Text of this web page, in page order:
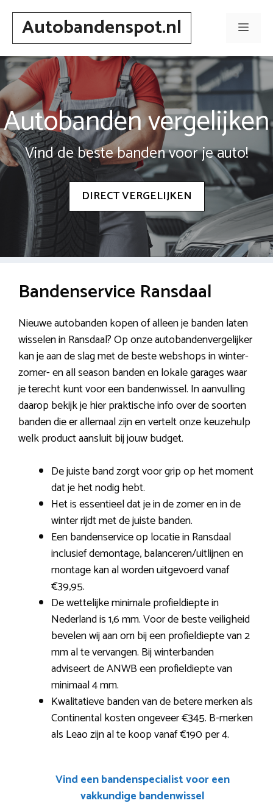
Spring
inhoudAutobandenspot.nl Menu
Autobanden vergelijken
Vind de beste banden voor je auto!
DIRECT VERGELIJKEN
Bandenservice Ransdaal
Nieuwe autobanden kopen of alleen je banden laten
wisselen in Ransdaal? Op onze autobandenvergelijker
kan je aan de slag met de beste webshops in winter-
zomer- en all season banden en lokale garages waar
je terecht kunt voor een bandenwissel. In aanvulling
daarop bekijk je hier praktische info over de soorten
banden die er allemaal zijn en vertelt onze keuzehulp
welk product aansluit bij jouw budget.
De juiste band zorgt voor grip op het moment
dat je het nodig hebt.
Het is essentieel dat je in de zomer en in de
winter rijdt met de juiste banden.
Een bandenservice op locatie in Ransdaal
inclusief demontage, balanceren/uitlijnen en
montage kan al worden uitgevoerd vanaf
€39,95.
De wettelijke minimale profieldiepte in
Nederland is 1,6 mm. Voor de beste veiligheid
bevelen wij aan om bij een profieldiepte van 2
mm al te vervangen. Bij winterbanden
adviseert de ANWB een profieldiepte van
minimaal 4 mm.
Kwalitatieve banden van de betere merken als
Continental kosten ongeveer €345. B-merken
als Leao zijn al te koop vanaf €190 per 4.
Vind een bandenspecialist voor een
vakkundige bandenwissel